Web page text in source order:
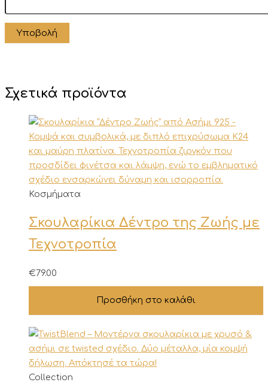
Σχετικά προϊόντα
Κοσμήματα
Σκουλαρίκια Δέντρο της Ζωής με
Τεχνοτροπία
€79.00
Προσθήκη στο καλάθι
Collection